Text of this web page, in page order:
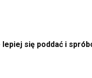
się poddać i